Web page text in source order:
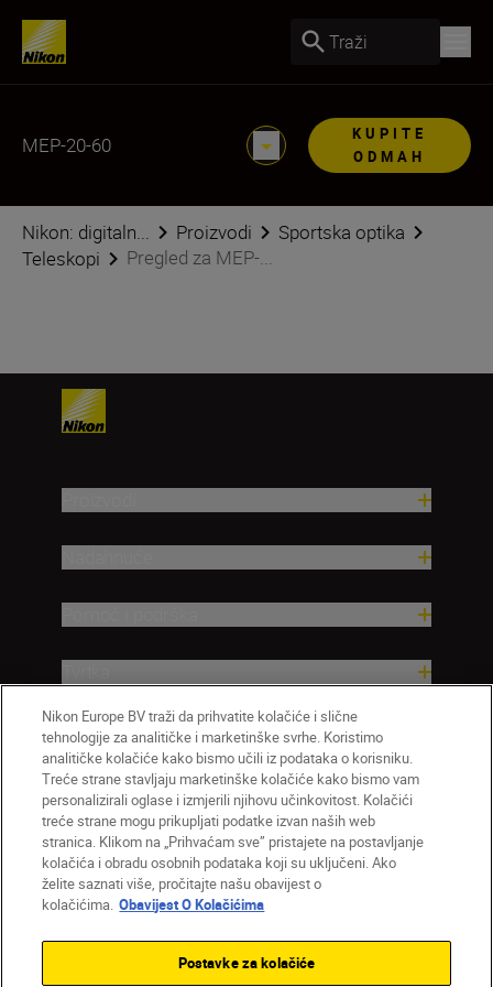
Traži
MEP-20-60
KUPITE
ODMAH
Nikon: digitaln... Proizvodi
Sportska optika
Teleskopi
Pregled za MEP-...
HR Nikon Sites
Obratite nam se
Obavijest o zaštiti privatnosti
Uvjeti upotrebe
Obavijest o kolačićima
Postavke kolačića
Nikon Europe BV traži da prihvatite kolačiće i slične
tehnologije za analitičke i marketinške svrhe. Koristimo
analitičke kolačiće kako bismo učili iz podataka o korisniku.
Treće strane stavljaju marketinške kolačiće kako bismo vam
personalizirali oglase i izmjerili njihovu učinkovitost. Kolačići
treće strane mogu prikupljati podatke izvan naših web
stranica. Klikom na „Prihvaćam sve” pristajete na postavljanje
kolačića i obradu osobnih podataka koji su uključeni. Ako
želite saznati više, pročitajte našu obavijest o
kolačićima. Obavijest O Kolačićima
Postavke za kolačiće